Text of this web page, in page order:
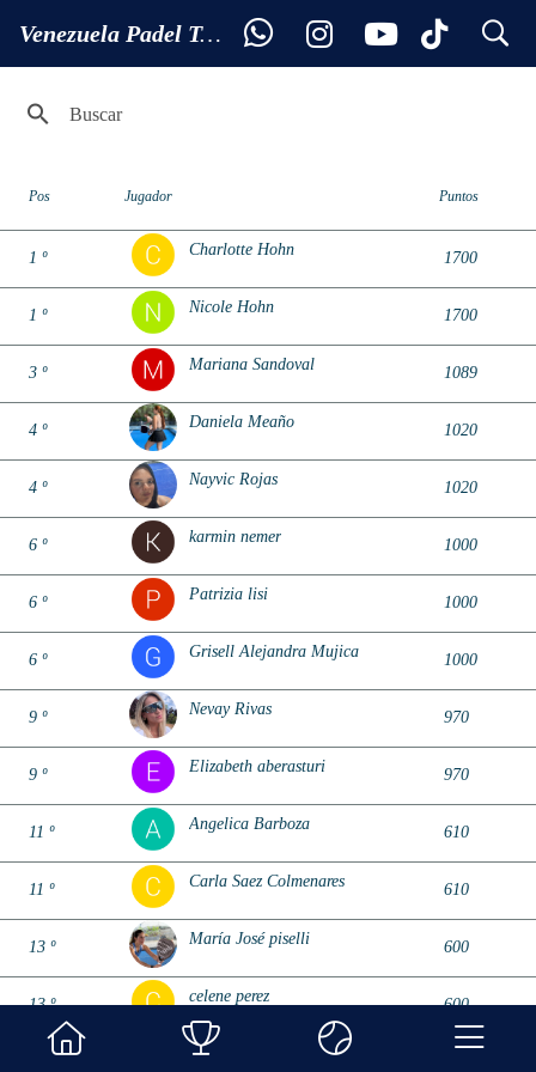
Venezuela Padel Tour search
Ranking 6ª FEMENINA
Pos Jugador Puntos
1 º Charlotte Hohn 1700
1 º Nicole Hohn 1700
3 º Mariana Sandoval 1089
4 º Daniela Meaño 1020
4 º Nayvic Rojas 1020
6 º karmin nemer 1000
6 º Patrizia lisi 1000
6 º Grisell Alejandra Mujica 1000
9 º Nevay Rivas 970
9 º Elizabeth aberasturi 970
11 º Angelica Barboza 610
11 º Carla Saez Colmenares 610
13 º María José piselli 600
13 º celene perez 600
fabiana soto